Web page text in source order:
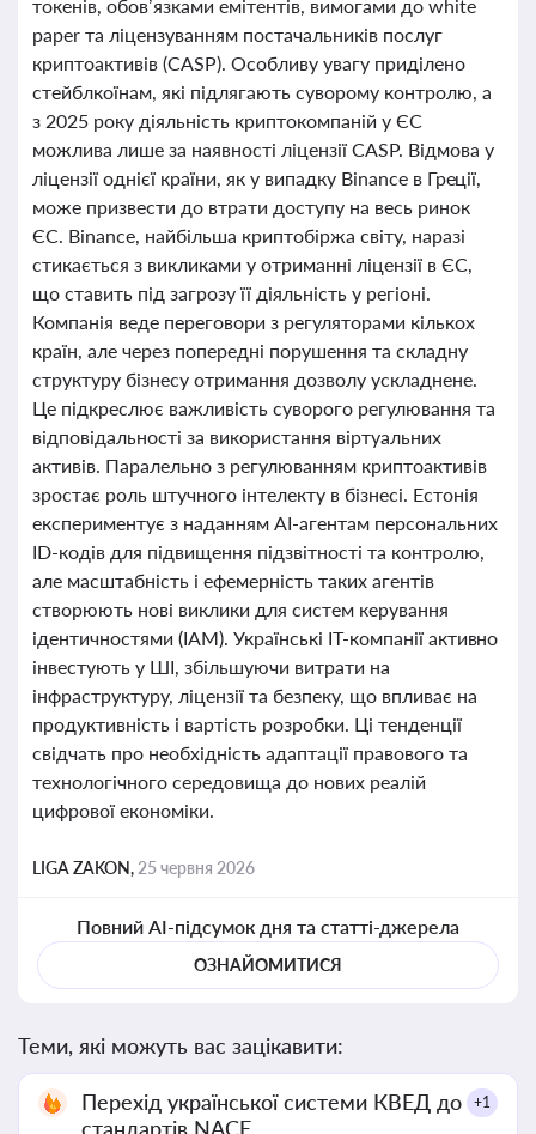
токенів, обов’язками емітентів, вимогами до white
paper та ліцензуванням постачальників послуг
криптоактивів (CASP). Особливу увагу приділено
стейблкоїнам, які підлягають суворому контролю, а
з 2025 року діяльність криптокомпаній у ЄС
можлива лише за наявності ліцензії CASP. Відмова у
ліцензії однієї країни, як у випадку Binance в Греції,
може призвести до втрати доступу на весь ринок
ЄС. Binance, найбільша криптобіржа світу, наразі
стикається з викликами у отриманні ліцензії в ЄС,
що ставить під загрозу її діяльність у регіоні.
Компанія веде переговори з регуляторами кількох
країн, але через попередні порушення та складну
структуру бізнесу отримання дозволу ускладнене.
Це підкреслює важливість суворого регулювання та
відповідальності за використання віртуальних
активів. Паралельно з регулюванням криптоактивів
зростає роль штучного інтелекту в бізнесі. Естонія
експериментує з наданням AI-агентам персональних
ID-кодів для підвищення підзвітності та контролю,
але масштабність і ефемерність таких агентів
створюють нові виклики для систем керування
ідентичностями (IAM). Українські ІТ-компанії активно
інвестують у ШІ, збільшуючи витрати на
інфраструктуру, ліцензії та безпеку, що впливає на
продуктивність і вартість розробки. Ці тенденції
свідчать про необхідність адаптації правового та
технологічного середовища до нових реалій
цифрової економіки.
LIGA ZAKON, 25 червня 2026
Повний AI-підсумок дня та статті-джерела
ОЗНАЙОМИТИСЯ
Теми, які можуть вас зацікавити:
Перехід української системи КВЕД до
стандартів NACE
+1